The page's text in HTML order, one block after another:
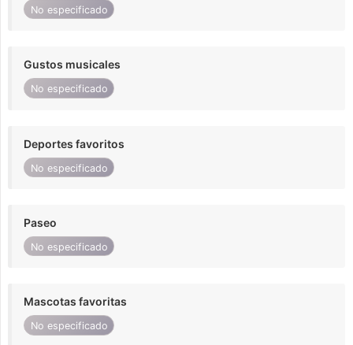
No especificado
Gustos musicales
No especificado
Deportes favoritos
No especificado
Paseo
No especificado
Mascotas favoritas
No especificado